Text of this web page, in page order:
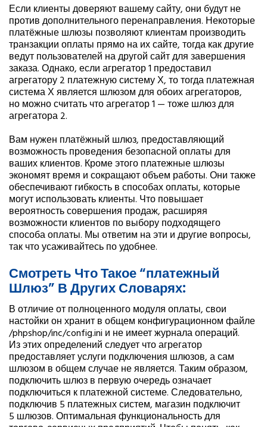
Если клиенты доверяют вашему сайту, они будут не
против дополнительного перенаправления. Некоторые
платёжные шлюзы позволяют клиентам производить
транзакции оплаты прямо на их сайте, тогда как другие
ведут пользователей на другой сайт для завершения
заказа. Однако, если агрегатор 1 предоставил
агрегатору 2 платежную систему Х, то тогда платежная
система Х является шлюзом для обоих агрегаторов,
но можно считать что агрегатор 1 — тоже шлюз для
агрегатора 2.
Вам нужен платёжный шлюз, предоставляющий
возможность проведения безопасной оплаты для
ваших клиентов. Кроме этого платежные шлюзы
экономят время и сокращают объем работы. Они также
обеспечивают гибкость в способах оплаты, которые
могут использовать клиенты. Что повышает
вероятность совершения продаж, расширяя
возможности клиентов по выбору подходящего
способа оплаты. Мы ответим на эти и другие вопросы,
так что усаживайтесь по удобнее.
Смотреть Что Такое “платежный
Шлюз” В Других Словарях:
В отличие от полноценного модуля оплаты, свои
настойки он хранит в общем конфигурационном файле
/phpshop/inc/config.ini и не имеет журнала операций.
Из этих определений следует что агрегатор
предоставляет услуги подключения шлюзов, а сам
шлюзом в общем случае не является. Таким образом,
подключить шлюз в первую очередь означает
подключиться к платежной системе. Следовательно,
подключив 5 платежных систем, магазин подключит
5 шлюзов. Оптимальная функциональность для